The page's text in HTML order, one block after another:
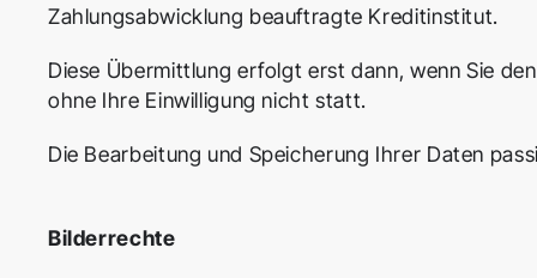
Zahlungsabwicklung beauftragte Kreditinstitut.
Diese Übermittlung erfolgt erst dann, wenn Sie
ohne Ihre Einwilligung nicht statt.
Die Bearbeitung und Speicherung Ihrer Daten
Bilderrechte